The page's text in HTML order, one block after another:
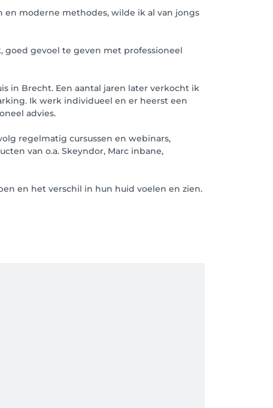
moderne methodes, wilde ik al van jongs
gevoel te geven met professioneel
in Brecht. Een aantal jaren later verkocht ik
Ik werk individueel en er heerst een
advies.
regelmatig cursussen en webinars,
van o.a. Skeyndor, Marc inbane,
en het verschil in hun huid voelen en zien.